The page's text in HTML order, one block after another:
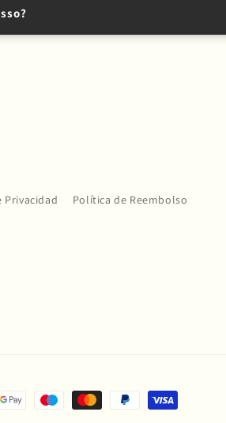
y concentrado.
semiautomática (Breville Barista
Privacidad Política de Reembolso